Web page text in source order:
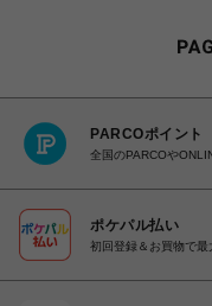
PARCOポイント
全国のPARCOや
ポケパル払い
初回登録＆お買物で